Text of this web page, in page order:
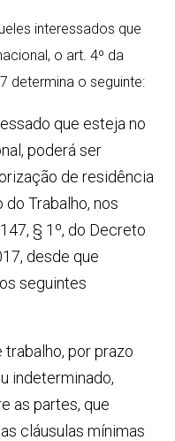
interessados que
o art. 4º da
determina o seguinte:
que esteja no
poderá ser
de residência
Trabalho, nos
§ 1º, do Decreto
desde que
seguintes
por prazo
indeterminado,
as partes, que
cláusulas mínimas